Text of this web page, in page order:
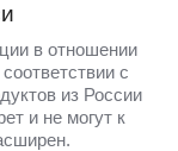
в отношении
с
из России
и не могут к